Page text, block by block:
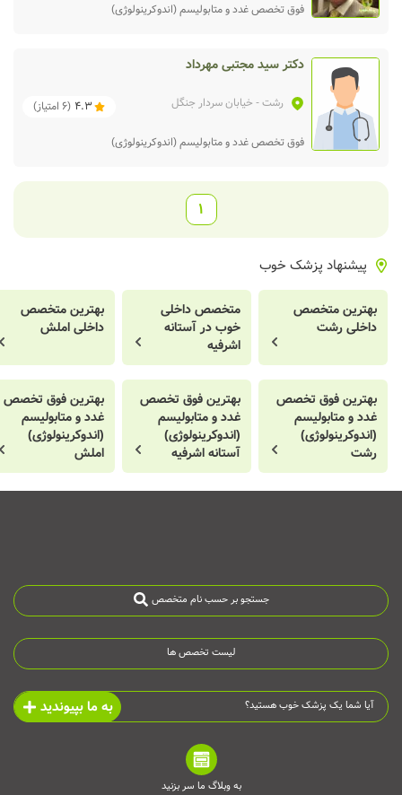
فوق تخصص غدد و متابولیسم (اندوکرینولوژی)
دکتر سید مجتبی مهرداد
رشت- خیابان سردار جنگل 4.3
(
6 امتیاز)
فوق تخصص غدد و متابولیسم (اندوکرینولوژی)
1
پیشنهاد پزشک خوب
بهترین متخصص
داخلی رشت
متخصص داخلی
خوب در آستانه
اشرفیه
بهترین متخصص
داخلی املش
بهترین فوق تخصص
غدد و متابولیسم
(اندوکرینولوژی)
رشت
بهترین فوق تخصص
غدد و متابولیسم
(اندوکرینولوژی)
آستانه اشرفیه
بهترین فوق تخصص
غدد و متابولیسم
(اندوکرینولوژی)
املش
جستجو بر حسب نام متخصص
لیست تخصص ها
آیا شما یک پزشک خوب هستید؟ به ما بپیوندید
به وبلاگ ما سر بزنید